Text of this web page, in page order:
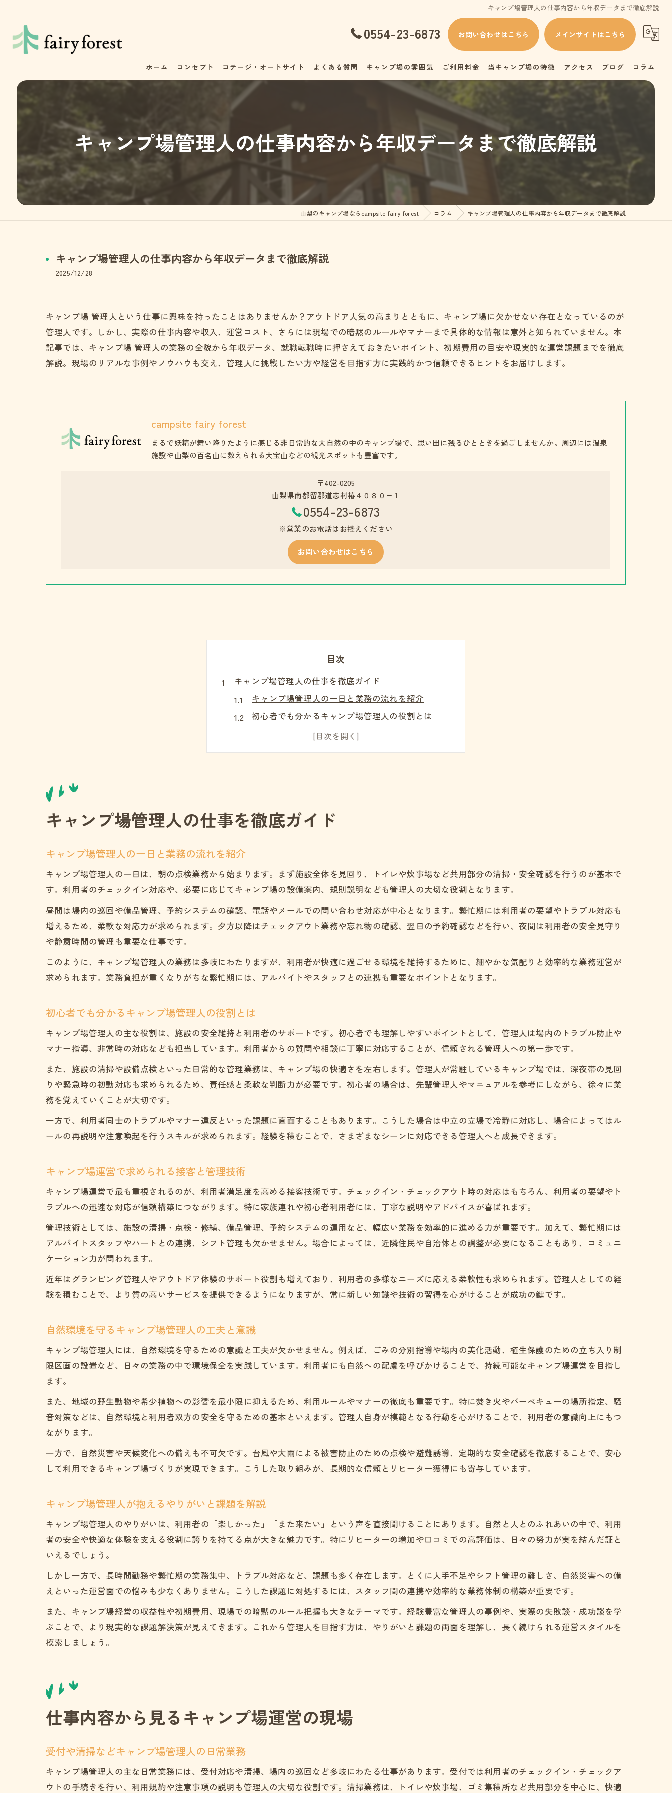
キャンプ場管理人の仕事内容から年収データまで徹底解説
0554-23-6873 お問い合わせはこちら メインサイトはこちら
ホーム コンセプト コテージ・オートサイト よくある質問 キャンプ場の雰囲気 ご利用料金 当キャンプ場の特徴
キャンピングカー
アクセス ブログ コラム
キャンプ場管理人の仕事内容から年収データまで徹底解説
山梨のキャンプ場ならcampsite fairy forest コラム キャンプ場管理人の仕事内容から年収データまで徹底解説
キャンプ場管理人の仕事内容から年収データまで徹底解説
2025/12/28
キャンプ場 管理人という仕事に興味を持ったことはありませんか？アウトドア人気の高まりとともに、キャンプ場に欠かせない存在となっているのが
管理人です。しかし、実際の仕事内容や収入、運営コスト、さらには現場での暗黙のルールやマナーまで具体的な情報は意外と知られていません。本
記事では、キャンプ場 管理人の業務の全貌から年収データ、就職転職時に押さえておきたいポイント、初期費用の目安や現実的な運営課題までを徹底
解説。現場のリアルな事例やノウハウも交え、管理人に挑戦したい方や経営を目指す方に実践的かつ信頼できるヒントをお届けします。
campsite fairy forest
まるで妖精が舞い降りたように感じる非日常的な大自然の中のキャンプ場で、思い出に残るひとときを過ごしませんか。周辺には温泉
施設や山梨の百名山に数えられる大宝山などの観光スポットも豊富です。
〒402-0205
山梨県南都留郡道志村椿４０８０−１
0554-23-6873
※営業のお電話はお控えください
お問い合わせはこちら
目次
キャンプ場管理人の仕事を徹底ガイド
キャンプ場管理人の一日と業務の流れを紹介
初心者でも分かるキャンプ場管理人の役割とは
キャンプ場運営で求められる接客と管理技術
自然環境を守るキャンプ場管理人の工夫と意識
キャンプ場管理人が対応する予約とトラブル例
キャンプ場管理人が実践する安全管理のポイント
管理人として活躍するための必須ポイント
キャンプ場管理人に必要なコミュニケーション力
季節や天候に応じたキャンプ場管理人の工夫
トラブル対応力を高める管理人の心得と準備
チームで連携するキャンプ場管理人の働き方
キャンプ場管理人の年収相場と収入の特徴
求人動向から見るキャンプ場管理人の需要
キャリア別に見るキャンプ場管理人の年収傾向
キャンプ場管理人の募集条件と採用ポイント
収入アップを目指すキャンプ場管理人の工夫
キャンプ場管理人が知っておきたい初期費用の目安
キャンプ場管理人視点で見る運営コストの内訳
運営コスト削減に取り組むキャンプ場管理人の工夫
実体験で学ぶキャンプ場のマナーとルール
キャンプ場管理人が伝えたい利用時のマナー
利用者とのトラブルを防ぐキャンプ場管理人の工夫
キャンプ場管理人の掲示物作成と注意点まとめ
実体験から学ぶキャンプ場管理人の気配り
キャンプ場管理人の仕事を徹底ガイド
キャンプ場管理人の一日と業務の流れを紹介
キャンプ場管理人の一日は、朝の点検業務から始まります。まず施設全体を見回り、トイレや炊事場など共用部分の清掃・安全確認を行うのが基本で
す。利用者のチェックイン対応や、必要に応じてキャンプ場の設備案内、規則説明なども管理人の大切な役割となります。
昼間は場内の巡回や備品管理、予約システムの確認、電話やメールでの問い合わせ対応が中心となります。繁忙期には利用者の要望やトラブル対応も
増えるため、柔軟な対応力が求められます。夕方以降はチェックアウト業務や忘れ物の確認、翌日の予約確認などを行い、夜間は利用者の安全見守り
や静粛時間の管理も重要な仕事です。
このように、キャンプ場管理人の業務は多岐にわたりますが、利用者が快適に過ごせる環境を維持するために、細やかな気配りと効率的な業務運営が
求められます。業務負担が重くなりがちな繁忙期には、アルバイトやスタッフとの連携も重要なポイントとなります。
初心者でも分かるキャンプ場管理人の役割とは
キャンプ場管理人の主な役割は、施設の安全維持と利用者のサポートです。初心者でも理解しやすいポイントとして、管理人は場内のトラブル防止や
マナー指導、非常時の対応なども担当しています。利用者からの質問や相談に丁寧に対応することが、信頼される管理人への第一歩です。
また、施設の清掃や設備点検といった日常的な管理業務は、キャンプ場の快適さを左右します。管理人が常駐しているキャンプ場では、深夜帯の見回
りや緊急時の初動対応も求められるため、責任感と柔軟な判断力が必要です。初心者の場合は、先輩管理人やマニュアルを参考にしながら、徐々に業
務を覚えていくことが大切です。
一方で、利用者同士のトラブルやマナー違反といった課題に直面することもあります。こうした場合は中立の立場で冷静に対応し、場合によってはル
ールの再説明や注意喚起を行うスキルが求められます。経験を積むことで、さまざまなシーンに対応できる管理人へと成長できます。
キャンプ場運営で求められる接客と管理技術
キャンプ場運営で最も重視されるのが、利用者満足度を高める接客技術です。チェックイン・チェックアウト時の対応はもちろん、利用者の要望やト
ラブルへの迅速な対応が信頼構築につながります。特に家族連れや初心者利用者には、丁寧な説明やアドバイスが喜ばれます。
管理技術としては、施設の清掃・点検・修繕、備品管理、予約システムの運用など、幅広い業務を効率的に進める力が重要です。加えて、繁忙期には
アルバイトスタッフやパートとの連携、シフト管理も欠かせません。場合によっては、近隣住民や自治体との調整が必要になることもあり、コミュニ
ケーション力が問われます。
近年はグランピング管理人やアウトドア体験のサポート役割も増えており、利用者の多様なニーズに応える柔軟性も求められます。管理人としての経
験を積むことで、より質の高いサービスを提供できるようになりますが、常に新しい知識や技術の習得を心がけることが成功の鍵です。
自然環境を守るキャンプ場管理人の工夫と意識
キャンプ場管理人には、自然環境を守るための意識と工夫が欠かせません。例えば、ごみの分別指導や場内の美化活動、植生保護のための立ち入り制
限区画の設置など、日々の業務の中で環境保全を実践しています。利用者にも自然への配慮を呼びかけることで、持続可能なキャンプ場運営を目指し
ます。
また、地域の野生動物や希少植物への影響を最小限に抑えるため、利用ルールやマナーの徹底も重要です。特に焚き火やバーベキューの場所指定、騒
音対策などは、自然環境と利用者双方の安全を守るための基本といえます。管理人自身が模範となる行動を心がけることで、利用者の意識向上にもつ
ながります。
一方で、自然災害や天候変化への備えも不可欠です。台風や大雨による被害防止のための点検や避難誘導、定期的な安全確認を徹底することで、安心
して利用できるキャンプ場づくりが実現できます。こうした取り組みが、長期的な信頼とリピーター獲得にも寄与しています。
キャンプ場管理人が抱えるやりがいと課題を解説
キャンプ場管理人のやりがいは、利用者の「楽しかった」「また来たい」という声を直接聞けることにあります。自然と人とのふれあいの中で、利用
者の安全や快適な体験を支える役割に誇りを持てる点が大きな魅力です。特にリピーターの増加や口コミでの高評価は、日々の努力が実を結んだ証と
いえるでしょう。
しかし一方で、長時間勤務や繁忙期の業務集中、トラブル対応など、課題も多く存在します。とくに人手不足やシフト管理の難しさ、自然災害への備
えといった運営面での悩みも少なくありません。こうした課題に対処するには、スタッフ間の連携や効率的な業務体制の構築が重要です。
また、キャンプ場経営の収益性や初期費用、現場での暗黙のルール把握も大きなテーマです。経験豊富な管理人の事例や、実際の失敗談・成功談を学
ぶことで、より現実的な課題解決策が見えてきます。これから管理人を目指す方は、やりがいと課題の両面を理解し、長く続けられる運営スタイルを
模索しましょう。
仕事内容から見るキャンプ場運営の現場
受付や清掃などキャンプ場管理人の日常業務
キャンプ場管理人の主な日常業務には、受付対応や清掃、場内の巡回など多岐にわたる仕事があります。受付では利用者のチェックイン・チェックア
ウトの手続きを行い、利用規約や注意事項の説明も管理人の大切な役割です。清掃業務は、トイレや炊事場、ゴミ集積所など共用部分を中心に、快適